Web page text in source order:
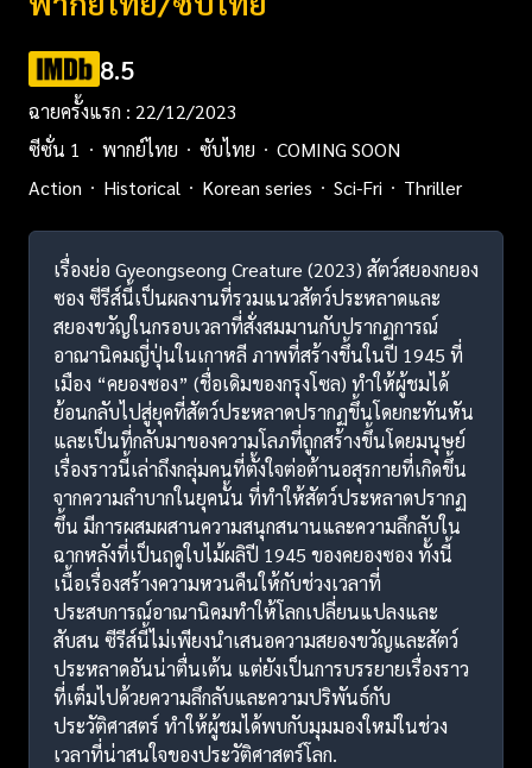
8.5
ฉายครั้งแรก : 22/12/2023
ซีซั่น 1
พากย์ไทย ซับไทย
COMING SOON
Action
Historical Korean series Sci-Fri Thriller
เรื่องย่อ Gyeongseong Creature (2023) สัตว์สยองกยอง
ซอง ซีรีส์นี้เป็นผลงานที่รวมแนวสัตว์ประหลาดและ
สยองขวัญในกรอบเวลาที่สั่งสมมานกับปรากฏการณ์
อาณานิคมญี่ปุ่นในเกาหลี ภาพที่สร้างขึ้นในปี 1945 ที่
เมือง “คยองซอง” (ชื่อเดิมของกรุงโซล) ทำให้ผู้ชมได้
ย้อนกลับไปสู่ยุคที่สัตว์ประหลาดปรากฏขึ้นโดยกะทันหัน
และเป็นที่กลับมาของความโลภที่ถูกสร้างขึ้นโดยมนุษย์
เรื่องราวนี้เล่าถึงกลุ่มคนที่ตั้งใจต่อต้านอสุรกายที่เกิดขึ้น
จากความลำบากในยุคนั้น ที่ทำให้สัตว์ประหลาดปรากฏ
ขึ้น มีการผสมผสานความสนุกสนานและความลึกลับใน
ฉากหลังที่เป็นฤดูใบไม้ผลิปี 1945 ของคยองซอง ทั้งนี้
เนื้อเรื่องสร้างความหวนคืนให้กับช่วงเวลาที่
ประสบการณ์อาณานิคมทำให้โลกเปลี่ยนแปลงและ
สับสน ซีรีส์นี้ไม่เพียงนำเสนอความสยองขวัญและสัตว์
ประหลาดอันน่าตื่นเต้น แต่ยังเป็นการบรรยายเรื่องราว
ที่เต็มไปด้วยความลึกลับและความปริพันธ์กับ
ประวัติศาสตร์ ทำให้ผู้ชมได้พบกับมุมมองใหม่ในช่วง
เวลาที่น่าสนใจของประวัติศาสตร์โลก.